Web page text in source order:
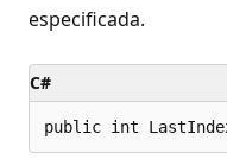
especificada.
C#
public int